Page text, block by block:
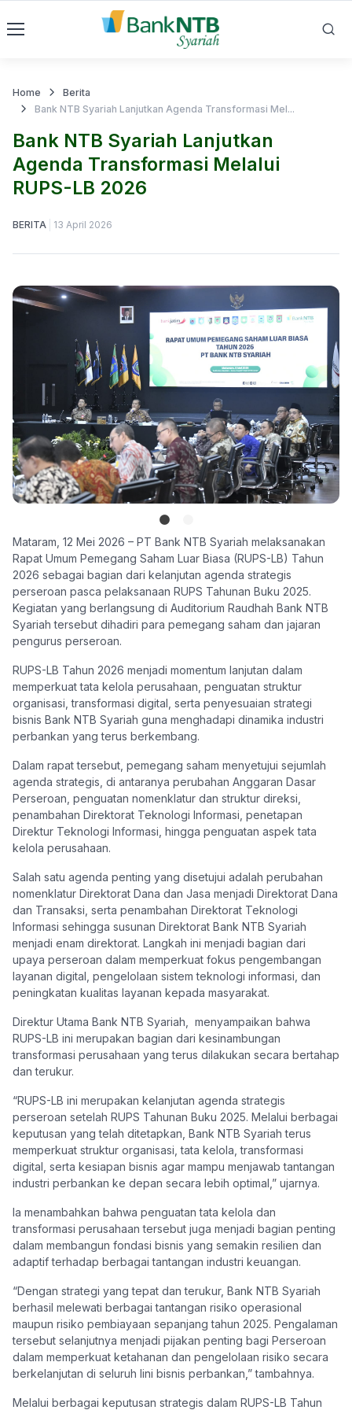
Home
Berita
Bank NTB Syariah Lanjutkan Agenda Transformasi Mel...
Bank NTB Syariah Lanjutkan
Agenda Transformasi Melalui
RUPS-LB 2026
BERITA 13 April 2026
Mataram, 12 Mei 2026 – PT Bank NTB Syariah melaksanakan
Rapat Umum Pemegang Saham Luar Biasa (RUPS-LB) Tahun
2026 sebagai bagian dari kelanjutan agenda strategis
perseroan pasca pelaksanaan RUPS Tahunan Buku 2025.
Kegiatan yang berlangsung di Auditorium Raudhah Bank NTB
Syariah tersebut dihadiri para pemegang saham dan jajaran
pengurus perseroan.
RUPS-LB Tahun 2026 menjadi momentum lanjutan dalam
memperkuat tata kelola perusahaan, penguatan struktur
organisasi, transformasi digital, serta penyesuaian strategi
bisnis Bank NTB Syariah guna menghadapi dinamika industri
perbankan yang terus berkembang.
Dalam rapat tersebut, pemegang saham menyetujui sejumlah
agenda strategis, di antaranya perubahan Anggaran Dasar
Perseroan, penguatan nomenklatur dan struktur direksi,
penambahan Direktorat Teknologi Informasi, penetapan
Direktur Teknologi Informasi, hingga penguatan aspek tata
kelola perusahaan.
Salah satu agenda penting yang disetujui adalah perubahan
nomenklatur Direktorat Dana dan Jasa menjadi Direktorat Dana
dan Transaksi, serta penambahan Direktorat Teknologi
Informasi sehingga susunan Direktorat Bank NTB Syariah
menjadi enam direktorat. Langkah ini menjadi bagian dari
upaya perseroan dalam memperkuat fokus pengembangan
layanan digital, pengelolaan sistem teknologi informasi, dan
peningkatan kualitas layanan kepada masyarakat.
Direktur Utama Bank NTB Syariah, menyampaikan bahwa
RUPS-LB ini merupakan bagian dari kesinambungan
transformasi perusahaan yang terus dilakukan secara bertahap
dan terukur.
“RUPS-LB ini merupakan kelanjutan agenda strategis
perseroan setelah RUPS Tahunan Buku 2025. Melalui berbagai
keputusan yang telah ditetapkan, Bank NTB Syariah terus
memperkuat struktur organisasi, tata kelola, transformasi
digital, serta kesiapan bisnis agar mampu menjawab tantangan
industri perbankan ke depan secara lebih optimal,” ujarnya.
Ia menambahkan bahwa penguatan tata kelola dan
transformasi perusahaan tersebut juga menjadi bagian penting
dalam membangun fondasi bisnis yang semakin resilien dan
adaptif terhadap berbagai tantangan industri keuangan.
“Dengan strategi yang tepat dan terukur, Bank NTB Syariah
berhasil melewati berbagai tantangan risiko operasional
maupun risiko pembiayaan sepanjang tahun 2025. Pengalaman
tersebut selanjutnya menjadi pijakan penting bagi Perseroan
dalam memperkuat ketahanan dan pengelolaan risiko secara
berkelanjutan di seluruh lini bisnis perbankan,” tambahnya.
Melalui berbagai keputusan strategis dalam RUPS-LB Tahun